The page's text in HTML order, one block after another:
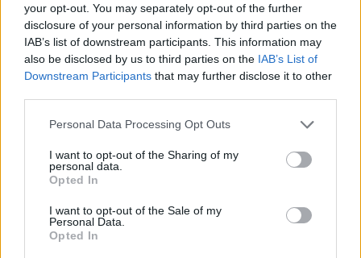
your opt-out. You may separately opt-out of the further
disclosure of your personal information by third parties on the
IAB’s list of downstream participants. This information may
also be disclosed by us to third parties on the IAB’s List of
Downstream Participants that may further disclose it to other
Personal Data Processing Opt Outs
I want to opt-out of the Sharing of my
personal data.
Opted In
I want to opt-out of the Sale of my
Personal Data.
Opted In
Δυτική Αττική: Η επόμενη ημέρα μετά τις πυρκαγιές
– Τα έργα Antinero και η «μάχη» πριν από τις
βροχές
08/08/2026 - 14:08 ΕΛΛΑΔΑ
Ειδικό Χωροταξικό για τον Τουρισμό: Οι νέοι
κανόνες για επενδύσεις, νησιά και προορισμούς υπό
08/08/2026 - 13:21 ΤΟΥΡΙΣΜΟΣ
Υπουργείο Εργασίας: Ο “χάρτης” των πληρωμών
από τον e-ΕΦΚΑ και τη ΔΥΠΑ έως τις 14 Αυγούστου
08/08/2026 - 12:58 ΟΙΚΟΝΟΜΙΑ